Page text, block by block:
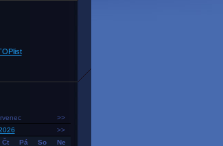
>>
>>
Čt Pá So Ne